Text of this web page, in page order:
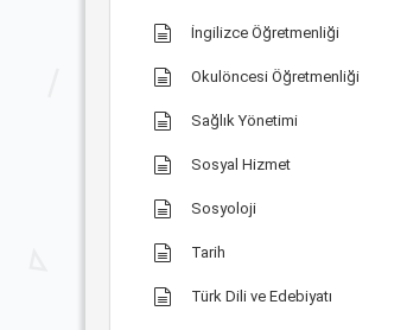
İngilizce Öğretmenliği
Okulöncesi Öğretmenliği
Sağlık Yönetimi
Sosyal Hizmet
Sosyoloji
Tarih
Türk Dili ve Edebiyatı